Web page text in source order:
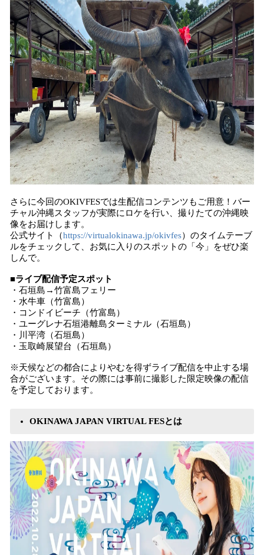
さらに今回のOKIVFESでは生配信コンテンツもご用意！バー
チャル沖縄スタッフが実際にロケを行い、撮りたての沖縄映
像をお届けします。
公式サイト（https://virtualokinawa.jp/okivfes）のタイムテーブ
ルをチェックして、お気に入りのスポットの「今」をぜひ楽
しんで。
■ライブ配信予定スポット
・石垣島→竹富島フェリー
・水牛車（竹富島）
・コンドイビーチ（竹富島）
・ユーグレナ石垣港離島ターミナル（石垣島）
・川平湾（石垣島）
・玉取崎展望台​​（石垣島）
※天候などの都合によりやむを得ずライブ配信を中止する場
合がございます。その際には事前に撮影した限定映像の配信
を予定しております。
OKINAWA JAPAN VIRTUAL FESとは